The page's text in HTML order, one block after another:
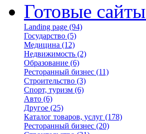
Готовые сайты
Landing page (94)
Государство (5)
Медицина (12)
Недвижимость (2)
Образование (6)
Ресторанный бизнес (11)
Строительство (3)
Спорт, туризм (6)
Авто (6)
Другое (25)
Каталог товаров, услуг (178)
Ресторанный бизнес (20)